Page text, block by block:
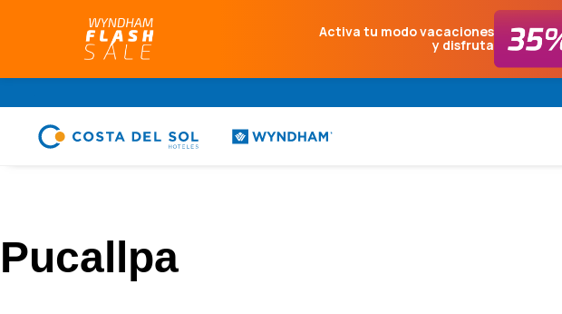
Activa tu modo vacaciones
y disfruta
Pucallpa